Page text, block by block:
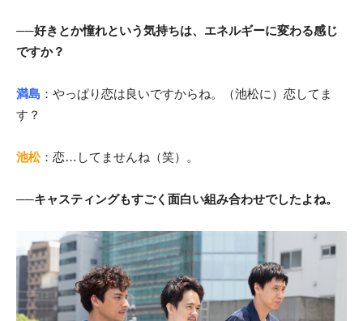
──好きとか憧れという気持ちは、エネルギーに変わる感じ
ですか？
満島 ：やっぱり恋は良いですからね。（池松に）恋してま
す？
池松：恋…してませんね（笑）。
──キャスティングもすごく面白い組み合わせでしたよね。